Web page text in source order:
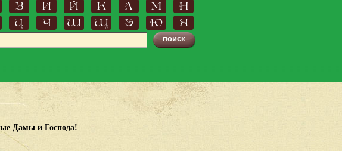
З И Й К Л М
Н
Ц Ч Ш Щ Э Ю Я
Дамы и Господа!